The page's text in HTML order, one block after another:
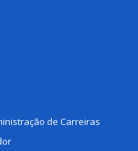
de Carreiras